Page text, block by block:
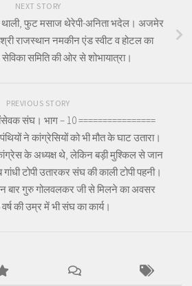
NEXT STORY
थाली, फुट मसाज थेरेपी-अनिता भदेल। अजमेर
राजस्थान नमकीन एंड स्वीट व होटल का
समिति की ओर से शोभायात्रा।
PREVIOUS STORY
संघ। भाग – 10 ================
ने कांग्रेसियों को भी मौत के घाट उतारा।
के अध्यक्ष थे, लेकिन बड़ी मुश्किल से जान
टोपी उतारकर संघ की काली टोपी पहनी।
बार गुरु गोलवलकर जी से मिलने का अवसर
की उम्र में भी संघ का कार्य।